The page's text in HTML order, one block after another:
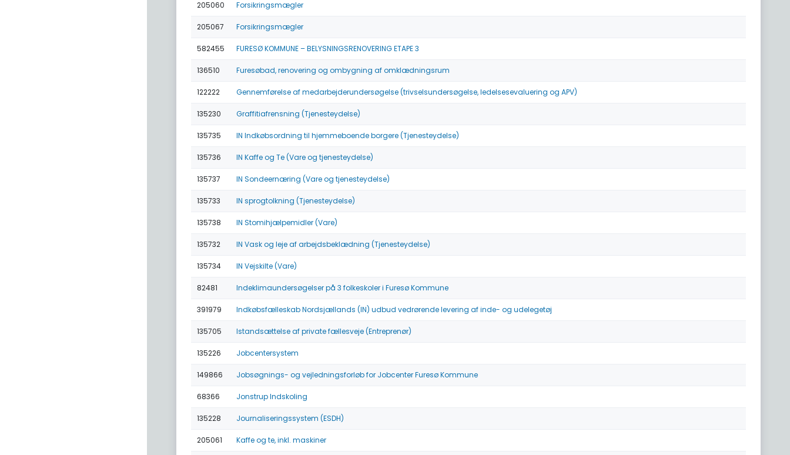
205060 Forsikringsmægler
205067 Forsikringsmægler
582455 FURESØ KOMMUNE – BELYSNINGSRENOVERING ETAPE 3
136510 Furesøbad, renovering og ombygning af omklædningsrum
122222 Gennemførelse af medarbejderundersøgelse (trivselsundersøgelse, ledelsesevaluering og APV)
135230 Graffitiafrensning (Tjenesteydelse)
135735 IN Indkøbsordning til hjemmeboende borgere (Tjenesteydelse)
135736 IN Kaffe og Te (Vare og tjenesteydelse)
135737 IN Sondeernæring (Vare og tjenesteydelse)
135733 IN sprogtolkning (Tjenesteydelse)
135738 IN Stomihjælpemidler (Vare)
135732 IN Vask og leje af arbejdsbeklædning (Tjenesteydelse)
135734 IN Vejskilte (Vare)
82481 Indeklimaundersøgelser på 3 folkeskoler i Furesø Kommune
391979 Indkøbsfælleskab Nordsjællands (IN) udbud vedrørende levering af inde- og udelegetøj
135705 Istandsættelse af private fællesveje (Entreprenør)
135226 Jobcentersystem
149866 Jobsøgnings- og vejledningsforløb for Jobcenter Furesø Kommune
68366 Jonstrup Indskoling
135228 Journaliseringssystem (ESDH)
205061 Kaffe og te, inkl. maskiner